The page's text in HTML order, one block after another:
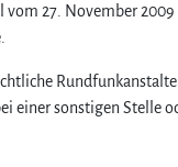
27. November
einer sonstigen